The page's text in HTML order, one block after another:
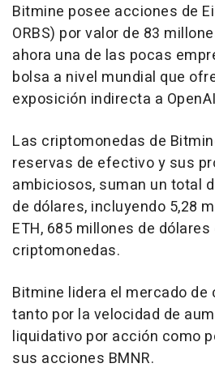
Bitmine posee acciones de
ORBS) por valor de 83
ahora una de las pocas
bolsa a nivel mundial que
exposición indirecta a
Las criptomonedas de
reservas de efectivo y sus
ambiciosos, suman un total
de dólares, incluyendo 5,28
ETH, 685 millones de
criptomonedas.
Bitmine lidera el mercado
tanto por la velocidad de
liquidativo por acción como
sus acciones BMNR.